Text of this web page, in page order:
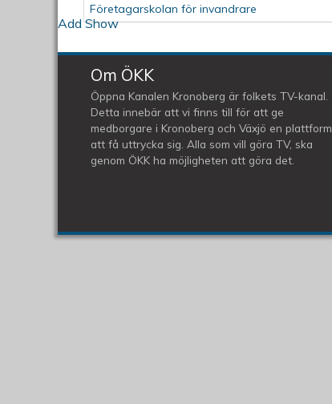
Add Show
Företagarskolan för invandrare
Om ÖKK
Öppna Kanalen Kronoberg är folkets TV-kanal.
Detta innebär att vi finns till för att ge
medborgare i Kronoberg och Växjö en plattform
att få uttrycka sig. Alla som vill göra TV, ska
genom ÖKK ha möjligheten att göra det.